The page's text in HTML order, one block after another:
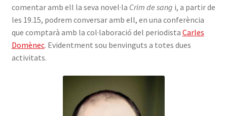
comentar amb ell la seva novel·la Crim de sang i, a partir de
les 19.15, podrem conversar amb ell, en una conferència
que comptarà amb la col·laboració del periodista Carles
Domènec. Evidentment sou benvinguts a totes dues
activitats.